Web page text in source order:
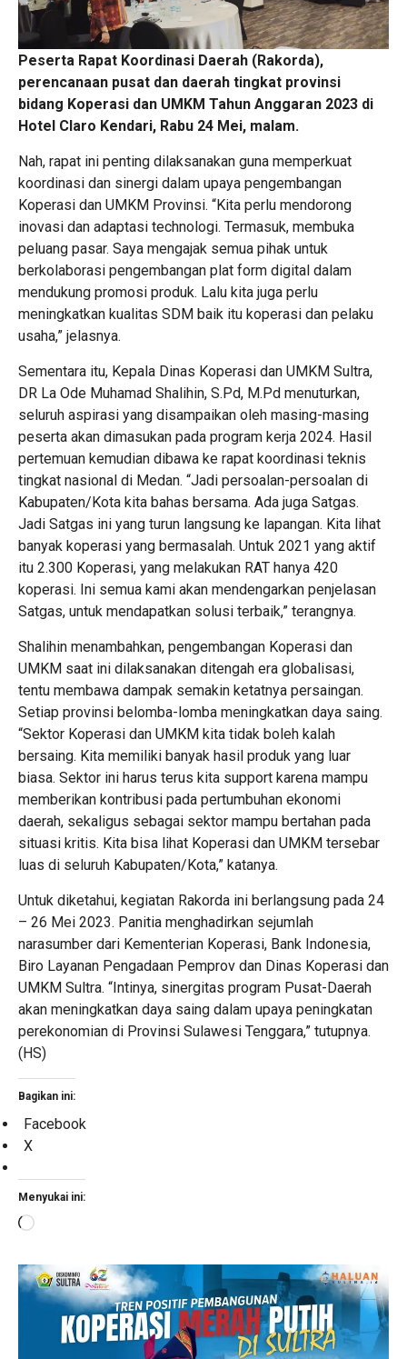
Peserta Rapat Koordinasi Daerah (Rakorda),
perencanaan pusat dan daerah tingkat provinsi
bidang Koperasi dan UMKM Tahun Anggaran 2023 di
Hotel Claro Kendari, Rabu 24 Mei, malam.
Nah, rapat ini penting dilaksanakan guna memperkuat
koordinasi dan sinergi dalam upaya pengembangan
Koperasi dan UMKM Provinsi. “Kita perlu mendorong
inovasi dan adaptasi technologi. Termasuk, membuka
peluang pasar. Saya mengajak semua pihak untuk
berkolaborasi pengembangan plat form digital dalam
mendukung promosi produk. Lalu kita juga perlu
meningkatkan kualitas SDM baik itu koperasi dan pelaku
usaha,” jelasnya.
Sementara itu, Kepala Dinas Koperasi dan UMKM Sultra,
DR La Ode Muhamad Shalihin, S.Pd, M.Pd menuturkan,
seluruh aspirasi yang disampaikan oleh masing-masing
peserta akan dimasukan pada program kerja 2024. Hasil
pertemuan kemudian dibawa ke rapat koordinasi teknis
tingkat nasional di Medan. “Jadi persoalan-persoalan di
Kabupaten/Kota kita bahas bersama. Ada juga Satgas.
Jadi Satgas ini yang turun langsung ke lapangan. Kita lihat
banyak koperasi yang bermasalah. Untuk 2021 yang aktif
itu 2.300 Koperasi, yang melakukan RAT hanya 420
koperasi. Ini semua kami akan mendengarkan penjelasan
Satgas, untuk mendapatkan solusi terbaik,” terangnya.
Shalihin menambahkan, pengembangan Koperasi dan
UMKM saat ini dilaksanakan ditengah era globalisasi,
tentu membawa dampak semakin ketatnya persaingan.
Setiap provinsi belomba-lomba meningkatkan daya saing.
“Sektor Koperasi dan UMKM kita tidak boleh kalah
bersaing. Kita memiliki banyak hasil produk yang luar
biasa. Sektor ini harus terus kita support karena mampu
memberikan kontribusi pada pertumbuhan ekonomi
daerah, sekaligus sebagai sektor mampu bertahan pada
situasi kritis. Kita bisa lihat Koperasi dan UMKM tersebar
luas di seluruh Kabupaten/Kota,” katanya.
Untuk diketahui, kegiatan Rakorda ini berlangsung pada 24
– 26 Mei 2023. Panitia menghadirkan sejumlah
narasumber dari Kementerian Koperasi, Bank Indonesia,
Biro Layanan Pengadaan Pemprov dan Dinas Koperasi dan
UMKM Sultra. “Intinya, sinergitas program Pusat-Daerah
akan meningkatkan daya saing dalam upaya peningkatan
perekonomian di Provinsi Sulawesi Tenggara,” tutupnya.
(HS)
Bagikan ini:
Facebook
X
Menyukai ini:
Memuat...